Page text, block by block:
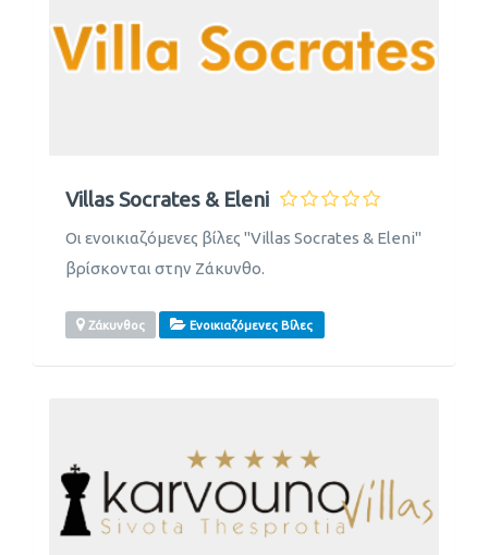
Villas Socrates & Eleni
Οι ενοικιαζόμενες βίλες "Villas Socrates & Eleni"
βρίσκονται στην Ζάκυνθο.
Ζάκυνθος Ενοικιαζόμενες Βίλες